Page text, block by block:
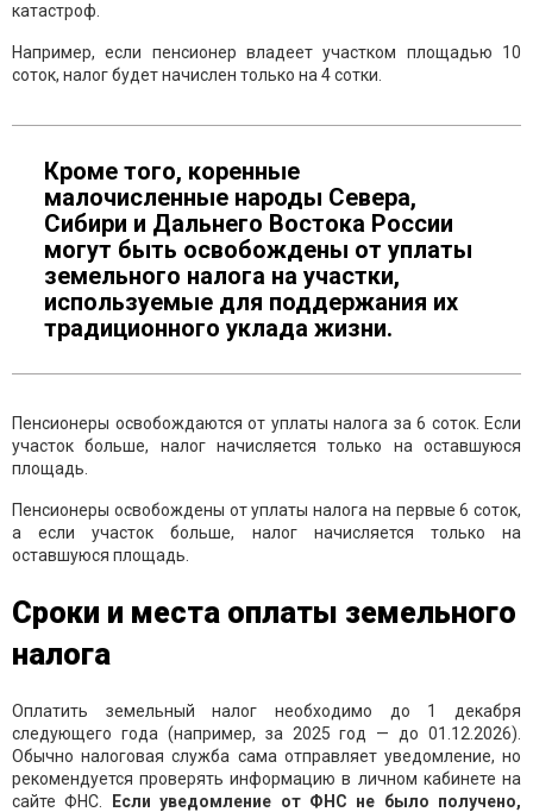
катастроф.
Например, если пенсионер владеет участком площадью 10
соток, налог будет начислен только на 4 сотки.
Кроме того, коренные
малочисленные народы Севера,
Сибири и Дальнего Востока России
могут быть освобождены от уплаты
земельного налога на участки,
используемые для поддержания их
традиционного уклада жизни.
Пенсионеры освобождаются от уплаты налога за 6 соток. Если
участок больше, налог начисляется только на оставшуюся
площадь.
Пенсионеры освобождены от уплаты налога на первые 6 соток,
а если участок больше, налог начисляется только на
оставшуюся площадь.
Сроки и места оплаты земельного
налога
Оплатить земельный налог необходимо до 1 декабря
следующего года (например, за 2025 год — до 01.12.2026).
Обычно налоговая служба сама отправляет уведомление, но
рекомендуется проверять информацию в личном кабинете на
сайте ФНС.
Если уведомление от ФНС не было получено,